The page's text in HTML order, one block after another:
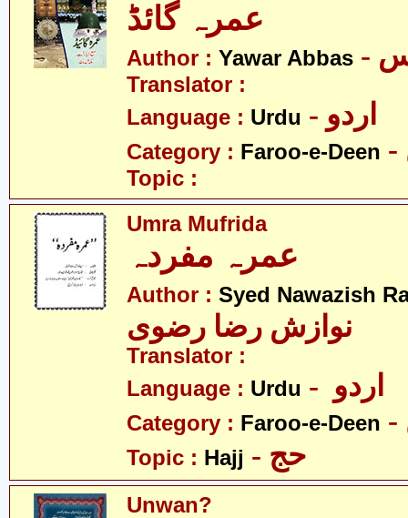
عمرہ گائڈ
Author : Yawar Abbas
Translator :
Language : Urdu - اردو
Category : Faroo-e-Deen
Topic :
Umra Mufrida
عمرہ مفردہ
Author : Syed Nawazish
نوازش رضا رضوی
Translator :
Language : Urdu
Category : Faroo-e-Deen
Topic : Hajj - حج
Unwan?